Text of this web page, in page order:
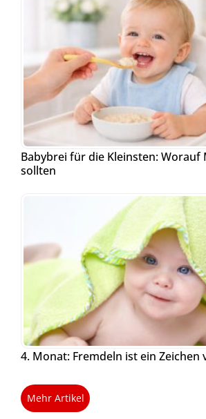
Babybrei für die Kleinsten:
sollten
4. Monat: Fremdeln ist ein Zeichen
Mehr Artikel